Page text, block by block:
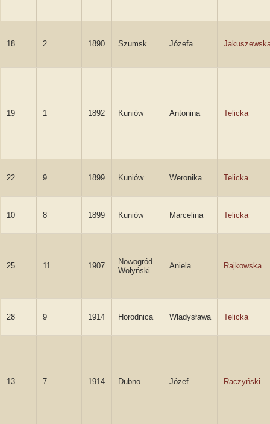
18 2 1890 Szumsk Józefa
19 1 1892 Kuniów Antonina Telicka
22 9 1899 Kuniów Weronika Telicka
10 8 1899 Kuniów Marcelina Telicka
25 11 1907
Nowogród
Wołyński
Aniela Rajkowska
28 9 1914 Horodnica Władysława Telicka
13 7 1914 Dubno Józef Raczyński